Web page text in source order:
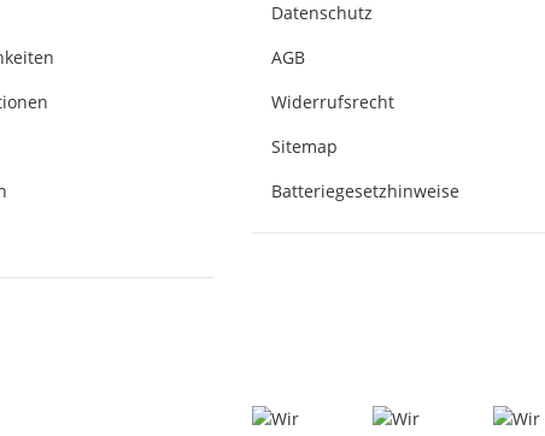
Datenschutz
AGB
Widerrufsrecht
Sitemap
Batteriegesetzhinweise